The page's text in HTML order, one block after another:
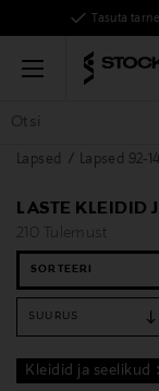
Tasuta
Menu
KÕIK TOOTED
Lapsed Lapsed 92-
LASTE KLEIDID
210 Tulemust
SORTEERI
SUURUS
Kleidid ja seelikud